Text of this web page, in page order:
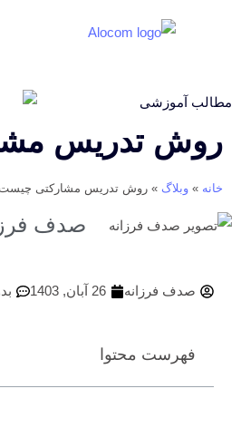
مطالب آموزشی
روش تدریس
خانه » وبلاگ » روش تدریس مشارکتی چیست
صدف
صدف فرزانه 26 آبان, 1403
فهرست محتوا